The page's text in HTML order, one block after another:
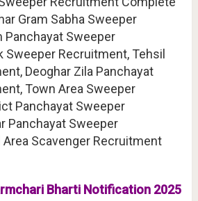
Gram Sabha Sweeper
Panchayat Sweeper
Sweeper Recruitment, Tehsil
Deoghar Zila Panchayat
Town Area Sweeper
Panchayat Sweeper
Panchayat Sweeper
Area Scavenger Recruitment
Bharti Notification 2025